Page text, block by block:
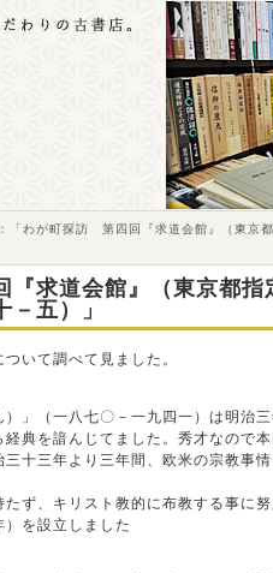
「わが町探訪 第四回『求道会館』（東京
求道会館』（東京都指
五）」
いて調べて見ました。
」（一八七〇－一九四一）は明治
典を諳んじてました。秀才なので
十三年より三年間、欧米の宗教事
ず、キリスト教的に布教する事に
を設立しました